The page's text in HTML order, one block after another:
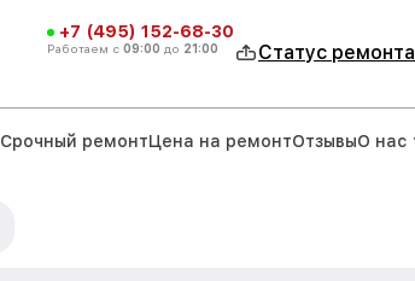
+7 (495) 152-68-30
Работаем с 09:00 до 21:00 Статус ремонта
Срочный ремонтЦена на ремонтОтзывыО нас